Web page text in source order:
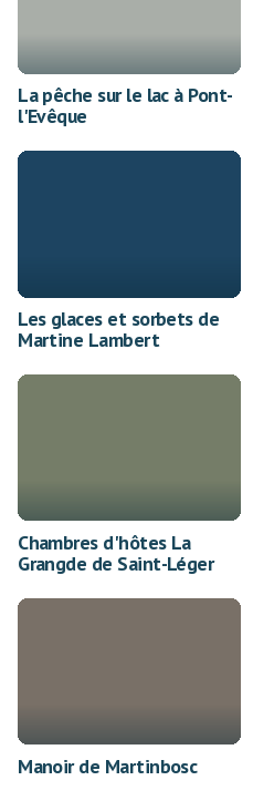
La pêche sur le lac à Pont-
l'Evêque
Les glaces et sorbets de
Martine Lambert
Chambres d'hôtes La
Grangde de Saint-Léger
Manoir de Martinbosc